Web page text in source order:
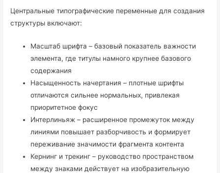
Центральные типографические переменные для создания
структуры включают:
Масштаб шрифта – базовый показатель важности
элемента, где титулы намного крупнее базового
содержания
Насыщенность начертания – плотные шрифты
отличаются сильнее нормальных, привлекая
приоритетное фокус
Интерлиньяж – расширенное промежуток между
линиями повышает разборчивость и формирует
переживание значимости фрагмента контента
Кернинг и трекинг – руководство пространством
между знаками действует на изобразительную